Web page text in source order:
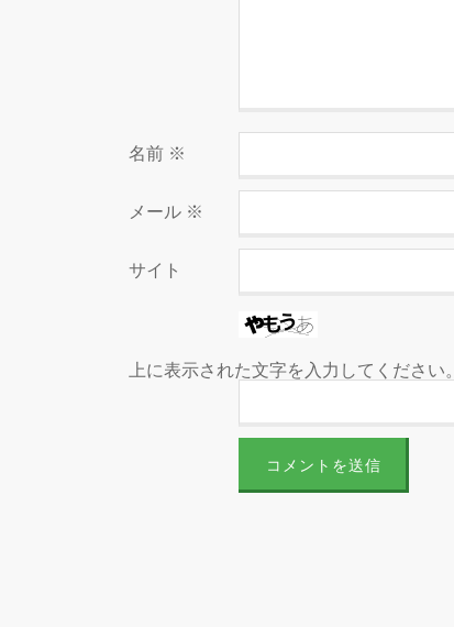
名前 ※
メール ※
サイト
上に表示された文字を入力してください。